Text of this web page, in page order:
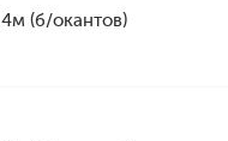
(б/окантов)